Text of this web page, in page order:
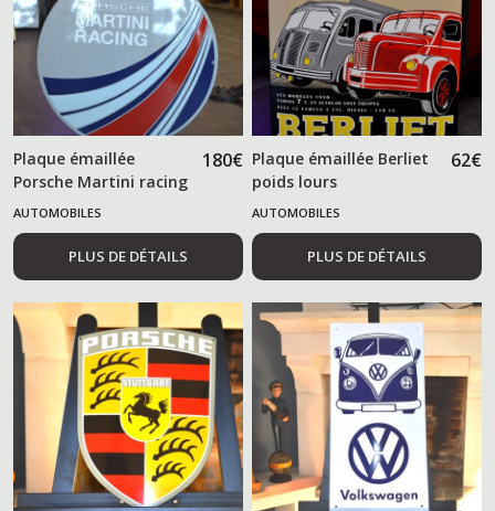
Plaque émaillée
Porsche Martini racing
180€
AUTOMOBILES
PLUS DE DÉTAILS
Plaque émaillée Berliet
poids lours
62€
AUTOMOBILES
PLUS DE DÉTAILS